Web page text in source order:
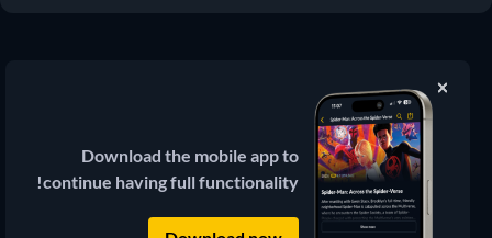
JustWatch دليل بث الأفلام والمسلسلات
(3.13.0) جميع المحتويات الخارجية تظل ملكاً
لمالكها الشرعي.
Download the mobile app to
continue having full functionality!